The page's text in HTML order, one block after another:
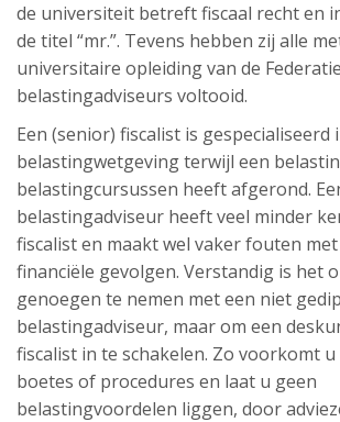
de universiteit betreft fiscaal recht en
de titel “mr.”. Tevens hebben zij alle
universitaire opleiding van de Federatie
belastingadviseurs voltooid.
Een (senior) fiscalist is gespecialiseerd
belastingwetgeving terwijl een
belastingcursussen heeft afgerond.
belastingadviseur heeft veel minder
fiscalist en maakt wel vaker fouten
financiële gevolgen. Verstandig is het
genoegen te nemen met een niet
belastingadviseur, maar om een
fiscalist in te schakelen. Zo voorkomt
boetes of procedures en laat u geen
belastingvoordelen liggen, door